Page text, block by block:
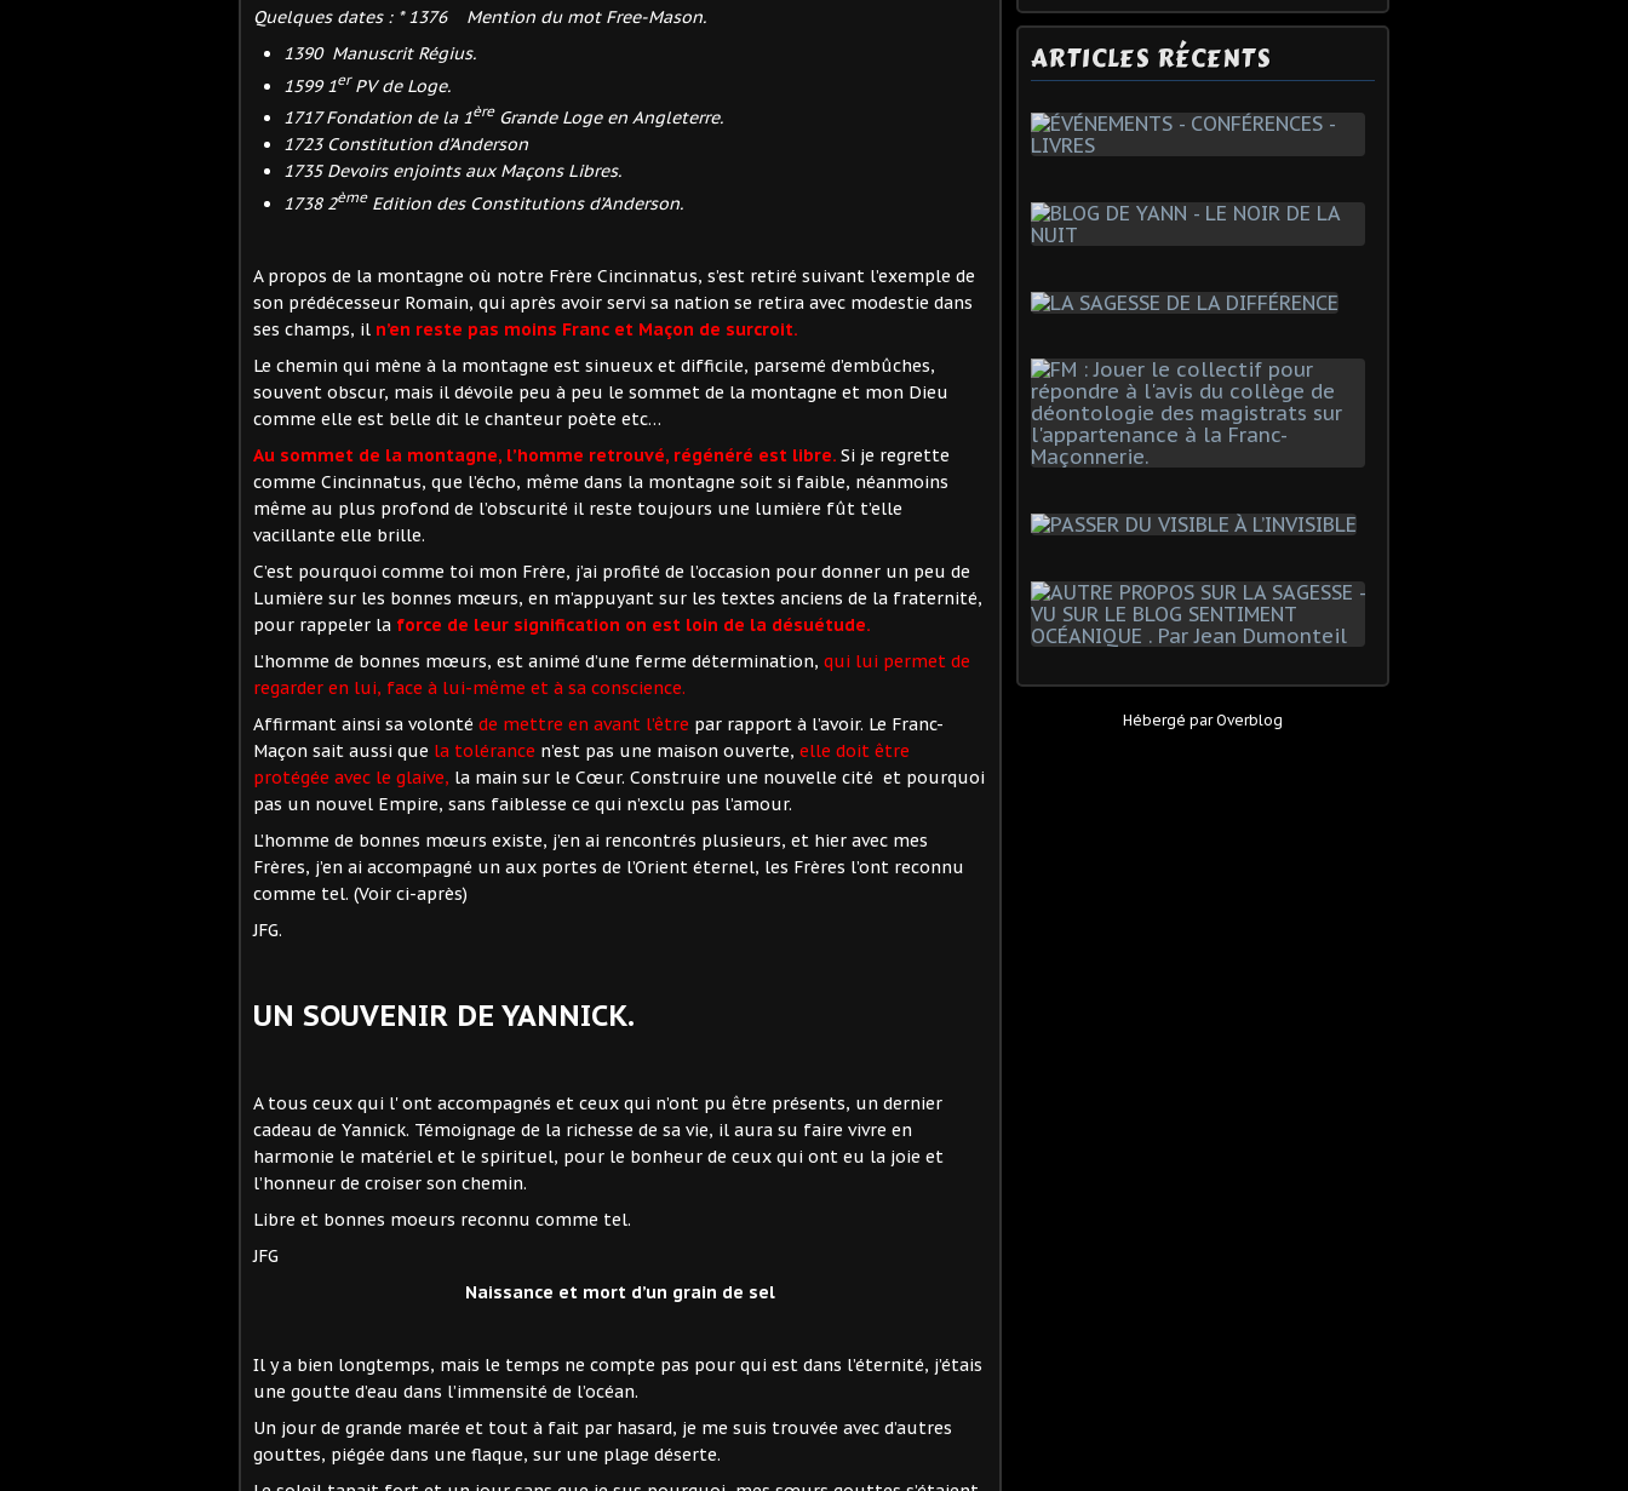
Quelques dates : * 1376 Mention du mot Free-Mason.
1390 Manuscrit Régius.
1599 1erPV de Loge.
1717 Fondation de la 1èreGrande Loge en Angleterre.
1723 Constitution d’Anderson
1735 Devoirs enjoints aux Maçons Libres.
1738 2èmeEdition des Constitutions d’Anderson.
A propos de la montagne où notre Frère Cincinnatus, s’est retiré suivant l’exemple de
son prédécesseur Romain, qui après avoir servi sa nation se retira avec modestie dans
ses champs, il n’en reste pas moins Franc et Maçon de surcroit.
Le chemin qui mène à la montagne est sinueux et difficile, parsemé d’embûches,
souvent obscur, mais il dévoile peu à peu le sommet de la montagne et mon Dieu
comme elle est belle dit le chanteur poète etc…
Au sommet de la montagne, l’homme retrouvé, régénéré est libre. Si je regrette
comme Cincinnatus, que l’écho, même dans la montagne soit si faible, néanmoins
même au plus profond de l’obscurité il reste toujours une lumière fût t’elle
vacillante elle brille.
C’est pourquoi comme toi mon Frère, j’ai profité de l’occasion pour donner un peu de
Lumière sur les bonnes mœurs, en m’appuyant sur les textes anciens de la fraternité,
pour rappeler la force de leur signification on est loin de la désuétude.
L’homme de bonnes mœurs, est animé d’une ferme détermination, qui lui permet de
regarder en lui, face à lui-même et à sa conscience.
Affirmant ainsi sa volonté de mettre en avant l’être par rapport à l’avoir. Le Franc-
Maçon sait aussi que la tolérance n’est pas une maison ouverte, elle doit être
protégée avec le glaive, la main sur le Cœur. Construire une nouvelle cité et pourquoi
pas un nouvel Empire, sans faiblesse ce qui n’exclu pas l’amour.
L’homme de bonnes mœurs existe, j’en ai rencontrés plusieurs, et hier avec mes
Frères, j’en ai accompagné un aux portes de l’Orient éternel, les Frères l’ont reconnu
comme tel. (Voir ci-après)
JFG.
UN SOUVENIR DE YANNICK.
A tous ceux qui l' ont accompagnés et ceux qui n’ont pu être présents, un dernier
cadeau de Yannick. Témoignage de la richesse de sa vie, il aura su faire vivre en
harmonie le matériel et le spirituel, pour le bonheur de ceux qui ont eu la joie et
l’honneur de croiser son chemin.
Libre et bonnes moeurs reconnu comme tel.
JFG
Naissance et mort d’un grain de sel
Il y a bien longtemps, mais le temps ne compte pas pour qui est dans l’éternité, j’étais
une goutte d’eau dans l’immensité de l’océan.
Un jour de grande marée et tout à fait par hasard, je me suis trouvée avec d’autres
gouttes, piégée dans une flaque, sur une plage déserte.
ARTICLES RÉCENTS
Hébergé parOverblog